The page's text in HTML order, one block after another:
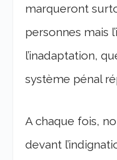
marqueront
personnes mais
l’inadaptation,
système pénal
A chaque fois,
devant